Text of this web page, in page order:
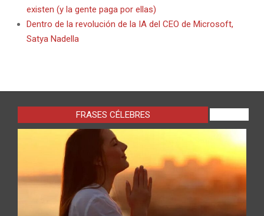
existen (y la gente paga por ellas)
Dentro de la revolución de la IA del CEO de Microsoft,
Satya Nadella
FRASES CÉLEBRES